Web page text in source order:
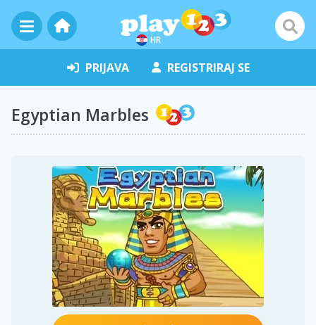
HR
PRIJAVA REGISTRIRAJ SE
Egyptian Marbles